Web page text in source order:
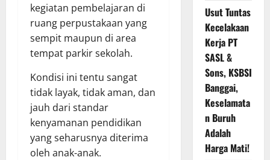
kegiatan pembelajaran di
ruang perpustakaan yang
sempit maupun di area
tempat parkir sekolah.
Kondisi ini tentu sangat
tidak layak, tidak aman, dan
jauh dari standar
kenyamanan pendidikan
yang seharusnya diterima
oleh anak-anak.
Usut Tuntas
Kecelakaan
Kerja PT
SASL &
Sons, KSBSI
Banggai,
Keselamata
n Buruh
Adalah
Harga Mati!